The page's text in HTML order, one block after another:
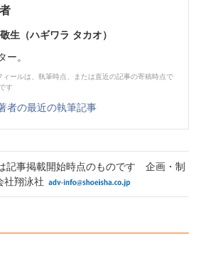
生（ハギワラ タカオ）
ー。
ィールは、執筆時点、または直近の記事の寄稿時点で
す
者の最近の執筆記事
記事掲載開始時点のものです 企画・制
翔泳社